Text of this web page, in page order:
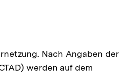
Nach Angaben der
werden auf dem